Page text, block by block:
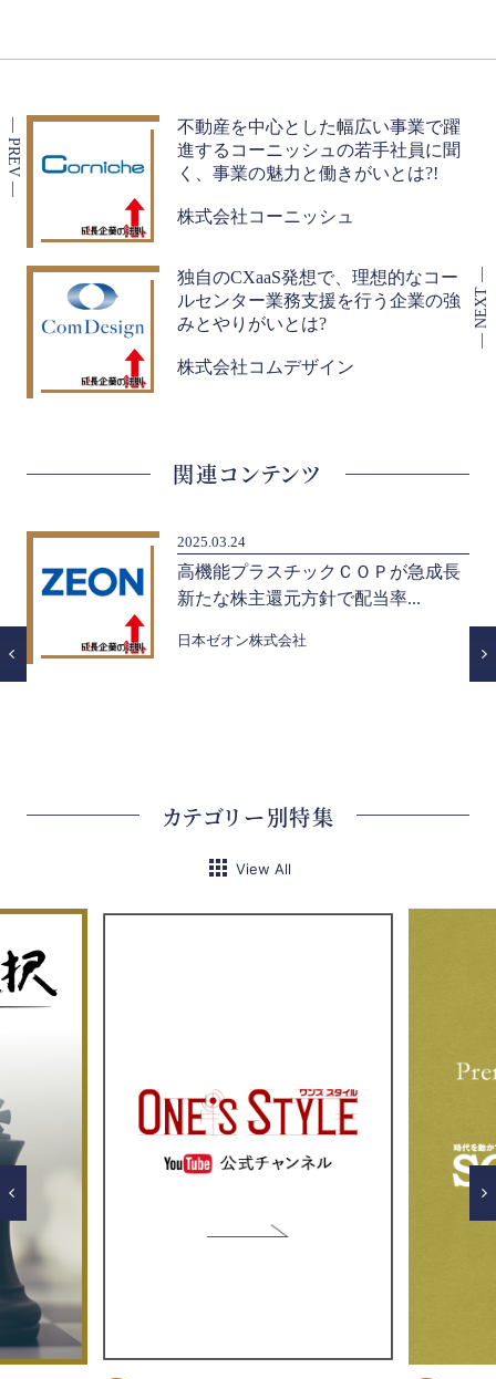
不動産を中心とした幅広い事業で躍
進するコーニッシュの若手社員に聞
く、事業の魅力と働きがいとは?!
株式会社コーニッシュ
独自のCXaaS発想で、理想的なコー
ルセンター業務支援を行う企業の強
みとやりがいとは?
株式会社コムデザイン
関連コンテンツ
2025.03.24
高機能プラスチックＣＯＰが急成長
新たな株主還元方針で配当率...
日本ゼオン株式会社
カテゴリー別特集
View All